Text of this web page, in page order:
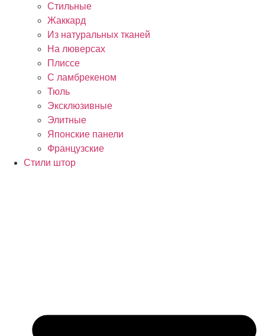
Стильные
Жаккард
Из натуральных тканей
На люверсах
Плиссе
С ламбрекеном
Тюль
Эксклюзивные
Элитные
Японские панели
Французские
Стили штор